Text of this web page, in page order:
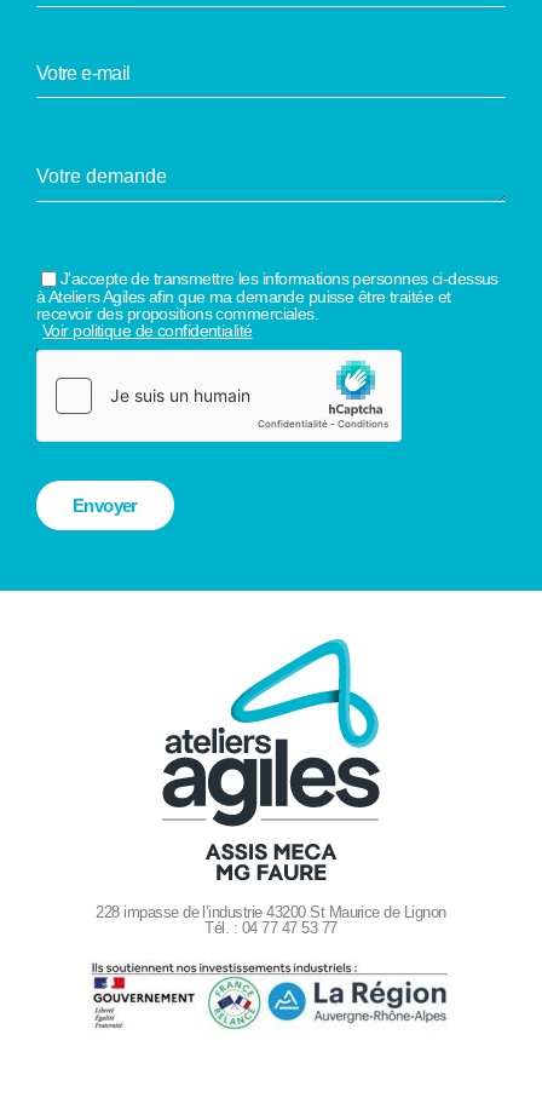
J'accepte de transmettre les informations personnes ci-dessus
à Ateliers Agiles afin que ma demande puisse être traitée et
recevoir des propositions commerciales.
Voir politique de confidentialité
228 impasse de l’industrie 43200 St Maurice de Lignon
Tél. : 04 77 47 53 77